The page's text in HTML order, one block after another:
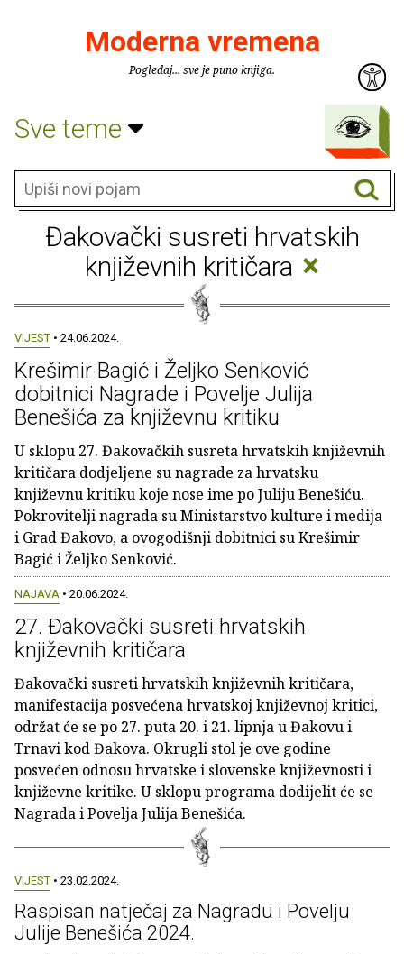
Moderna vremena
Pogledaj... sve je puno knjiga.
Sve teme
Đakovački susreti hrvatskih
književnih kritičara ×
VIJEST • 24.06.2024.
Krešimir Bagić i Željko Senković
dobitnici Nagrade i Povelje Julija
Benešića za književnu kritiku
U sklopu 27. Đakovačkih susreta hrvatskih književnih
kritičara dodjeljene su nagrade za hrvatsku
književnu kritiku koje nose ime po Juliju Benešiću.
Pokrovitelji nagrada su Ministarstvo kulture i medija
i Grad Đakovo, a ovogodišnji dobitnici su Krešimir
Bagić i Željko Senković.
NAJAVA • 20.06.2024.
27. Đakovački susreti hrvatskih
književnih kritičara
Đakovački susreti hrvatskih književnih kritičara,
manifestacija posvećena hrvatskoj književnoj kritici,
održat će se po 27. puta 20. i 21. lipnja u Đakovu i
Trnavi kod Đakova. Okrugli stol je ove godine
posvećen odnosu hrvatske i slovenske književnosti i
književne kritike. U sklopu programa dodijelit će se
Nagrada i Povelja Julija Benešića.
VIJEST • 23.02.2024.
Raspisan natječaj za Nagradu i Povelju
Julije Benešića 2024.